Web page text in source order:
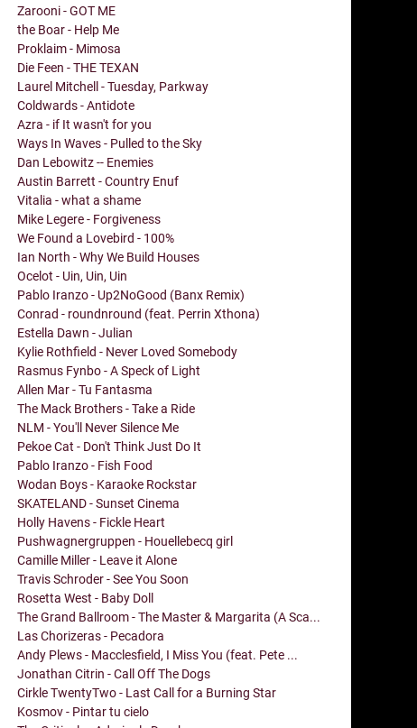
Zarooni - GOT ME
the Boar - Help Me
Proklaim - Mimosa
Die Feen - THE TEXAN
Laurel Mitchell - Tuesday, Parkway
Coldwards - Antidote
Azra - if It wasn't for you
Ways In Waves - Pulled to the Sky
Dan Lebowitz -- Enemies
Austin Barrett - Country Enuf
Vitalia - what a shame
Mike Legere - Forgiveness
We Found a Lovebird - 100%
Ian North - Why We Build Houses
Ocelot - Uin, Uin, Uin
Pablo Iranzo - Up2NoGood (Banx Remix)
Conrad - roundnround (feat. Perrin Xthona)
Estella Dawn - Julian
Kylie Rothfield - Never Loved Somebody
Rasmus Fynbo - A Speck of Light
Allen Mar - Tu Fantasma
The Mack Brothers - Take a Ride
NLM - You'll Never Silence Me
Pekoe Cat - Don't Think Just Do It
Pablo Iranzo - Fish Food
Wodan Boys - Karaoke Rockstar
SKATELAND - Sunset Cinema
Holly Havens - Fickle Heart
Pushwagnergruppen - Houellebecq girl
Camille Miller - Leave it Alone
Travis Schroder - See You Soon
Rosetta West - Baby Doll
The Grand Ballroom - The Master & Margarita (A Sca...
Las Chorizeras - Pecadora
Andy Plews - Macclesfield, I Miss You (feat. Pete ...
Jonathan Citrin - Call Off The Dogs
Cirkle TwentyTwo - Last Call for a Burning Star
Kosmov - Pintar tu cielo